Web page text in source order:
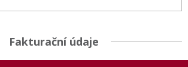
Fakturační údaje